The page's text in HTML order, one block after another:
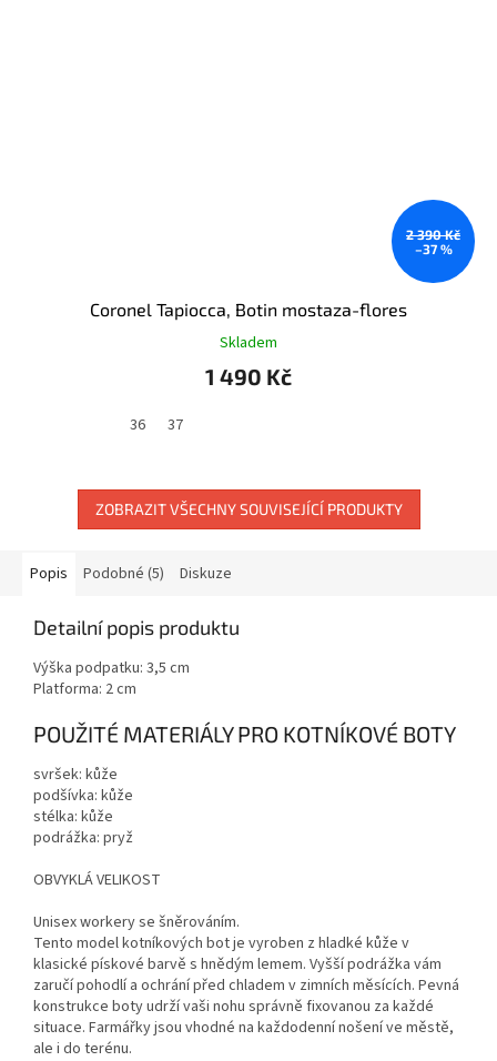
2 390 Kč
–37 %
Coronel Tapiocca, Botin mostaza-flores
Skladem
1 490 Kč
36 37
ZOBRAZIT VŠECHNY SOUVISEJÍCÍ PRODUKTY
Popis Podobné (5) Diskuze
Detailní popis produktu
Výška podpatku: 3,5 cm
Platforma: 2 cm
POUŽITÉ MATERIÁLY PRO KOTNÍKOVÉ BOTY
svršek: kůže
podšívka: kůže
stélka: kůže
podrážka: pryž
OBVYKLÁ VELIKOST
Unisex workery se šněrováním.
Tento model kotníkových bot je vyroben z hladké kůže v
klasické pískové barvě s hnědým lemem. Vyšší podrážka vám
zaručí pohodlí a ochrání před chladem v zimních měsících. Pevná
konstrukce boty udrží vaši nohu správně fixovanou za každé
situace. Farmářky jsou vhodné na každodenní nošení ve městě,
ale i do terénu.